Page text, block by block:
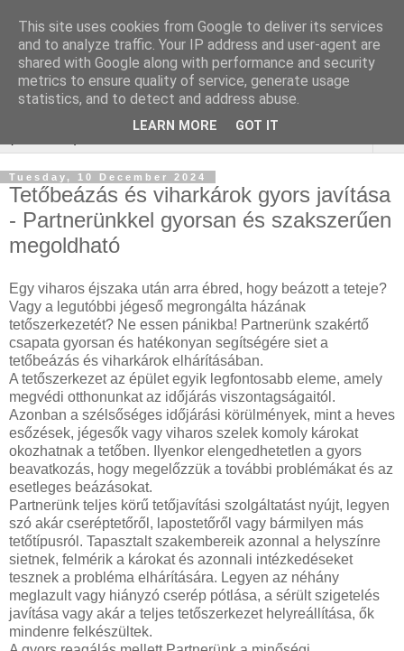
Online marketing - Teljes
körű marketing megoldások
Tuesday, 10 December 2024
Tetőbeázás és viharkárok gyors javítása
- Partnerünkkel gyorsan és szakszerűen
megoldható
Egy viharos éjszaka után arra ébred, hogy beázott a teteje?
Vagy a legutóbbi jégeső megrongálta házának
tetőszerkezetét? Ne essen pánikba! Partnerünk szakértő
csapata gyorsan és hatékonyan segítségére siet a
tetőbeázás és viharkárok elhárításában.
A tetőszerkezet az épület egyik legfontosabb eleme, amely
megvédi otthonunkat az időjárás viszontagságaitól.
Azonban a szélsőséges időjárási körülmények, mint a heves
esőzések, jégesők vagy viharos szelek komoly károkat
okozhatnak a tetőben. Ilyenkor elengedhetetlen a gyors
beavatkozás, hogy megelőzzük a további problémákat és az
esetleges beázásokat.
Partnerünk teljes körű tetőjavítási szolgáltatást nyújt, legyen
szó akár cseréptetőről, lapostetőről vagy bármilyen más
tetőtípusról. Tapasztalt szakembereik azonnal a helyszínre
sietnek, felmérik a károkat és azonnali intézkedéseket
tesznek a probléma elhárítására. Legyen az néhány
meglazult vagy hiányzó cserép pótlása, a sérült szigetelés
javítása vagy akár a teljes tetőszerkezet helyreállítása, ők
mindenre felkészültek.
This site uses cookies from Google to deliver its services
and to analyze traffic. Your IP address and user-agent are
shared with Google along with performance and security
metrics to ensure quality of service, generate usage
statistics, and to detect and address abuse.
LEARN MORE GOT IT